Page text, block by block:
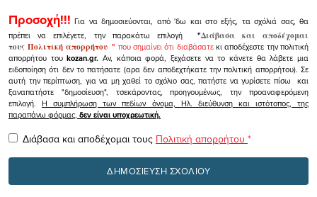
Προσοχή!!! Για να δημοσιεύονται, από 'δω και στο εξής, τα σχόλιά σας, θα
πρέπει να επιλέγετε, την παρακάτω επιλογή
"Διάβασα και αποδέχομαι
τουςΠολιτική απορρήτου" που σημαίνει ότι διαβάσατεκι αποδέχεστε την πολιτική
απορρήτου τουkozan.gr. Αν, κάποια φορά, ξεχάσετε να το κάνετε θα λάβετε μια
ειδοποίηση ότι δεν το πατήσατε (αρα δεν αποδεχτήκατε την πολιτική απορρήτου). Σε
αυτή την περίπτωση, για να μη χαθεί το σχόλιο σας, πατήστε να γυρίσετε πίσω και
ξαναπατήστε "δημοσίευση", τσεκάροντας, προηγουμένως, την προαναφερόμενη
επιλογή.Η συμπλήρωση των πεδίων όνομα, Ηλ. διεύθυνση και ιστότοπος, της
παραπάνω φόρμας, δεν είναι υποχρεωτική.
Διάβασα και αποδέχομαι τους Πολιτική απορρήτου *